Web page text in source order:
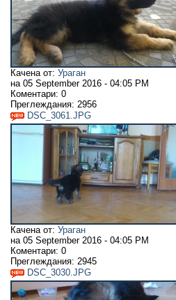
Качена от: Ураган
на 05 September 2016 - 04:05 PM
Коментари: 0
Преглеждания: 2956
DSC_3061.JPG
Качена от: Ураган
на 05 September 2016 - 04:05 PM
Коментари: 0
Преглеждания: 2945
DSC_3030.JPG